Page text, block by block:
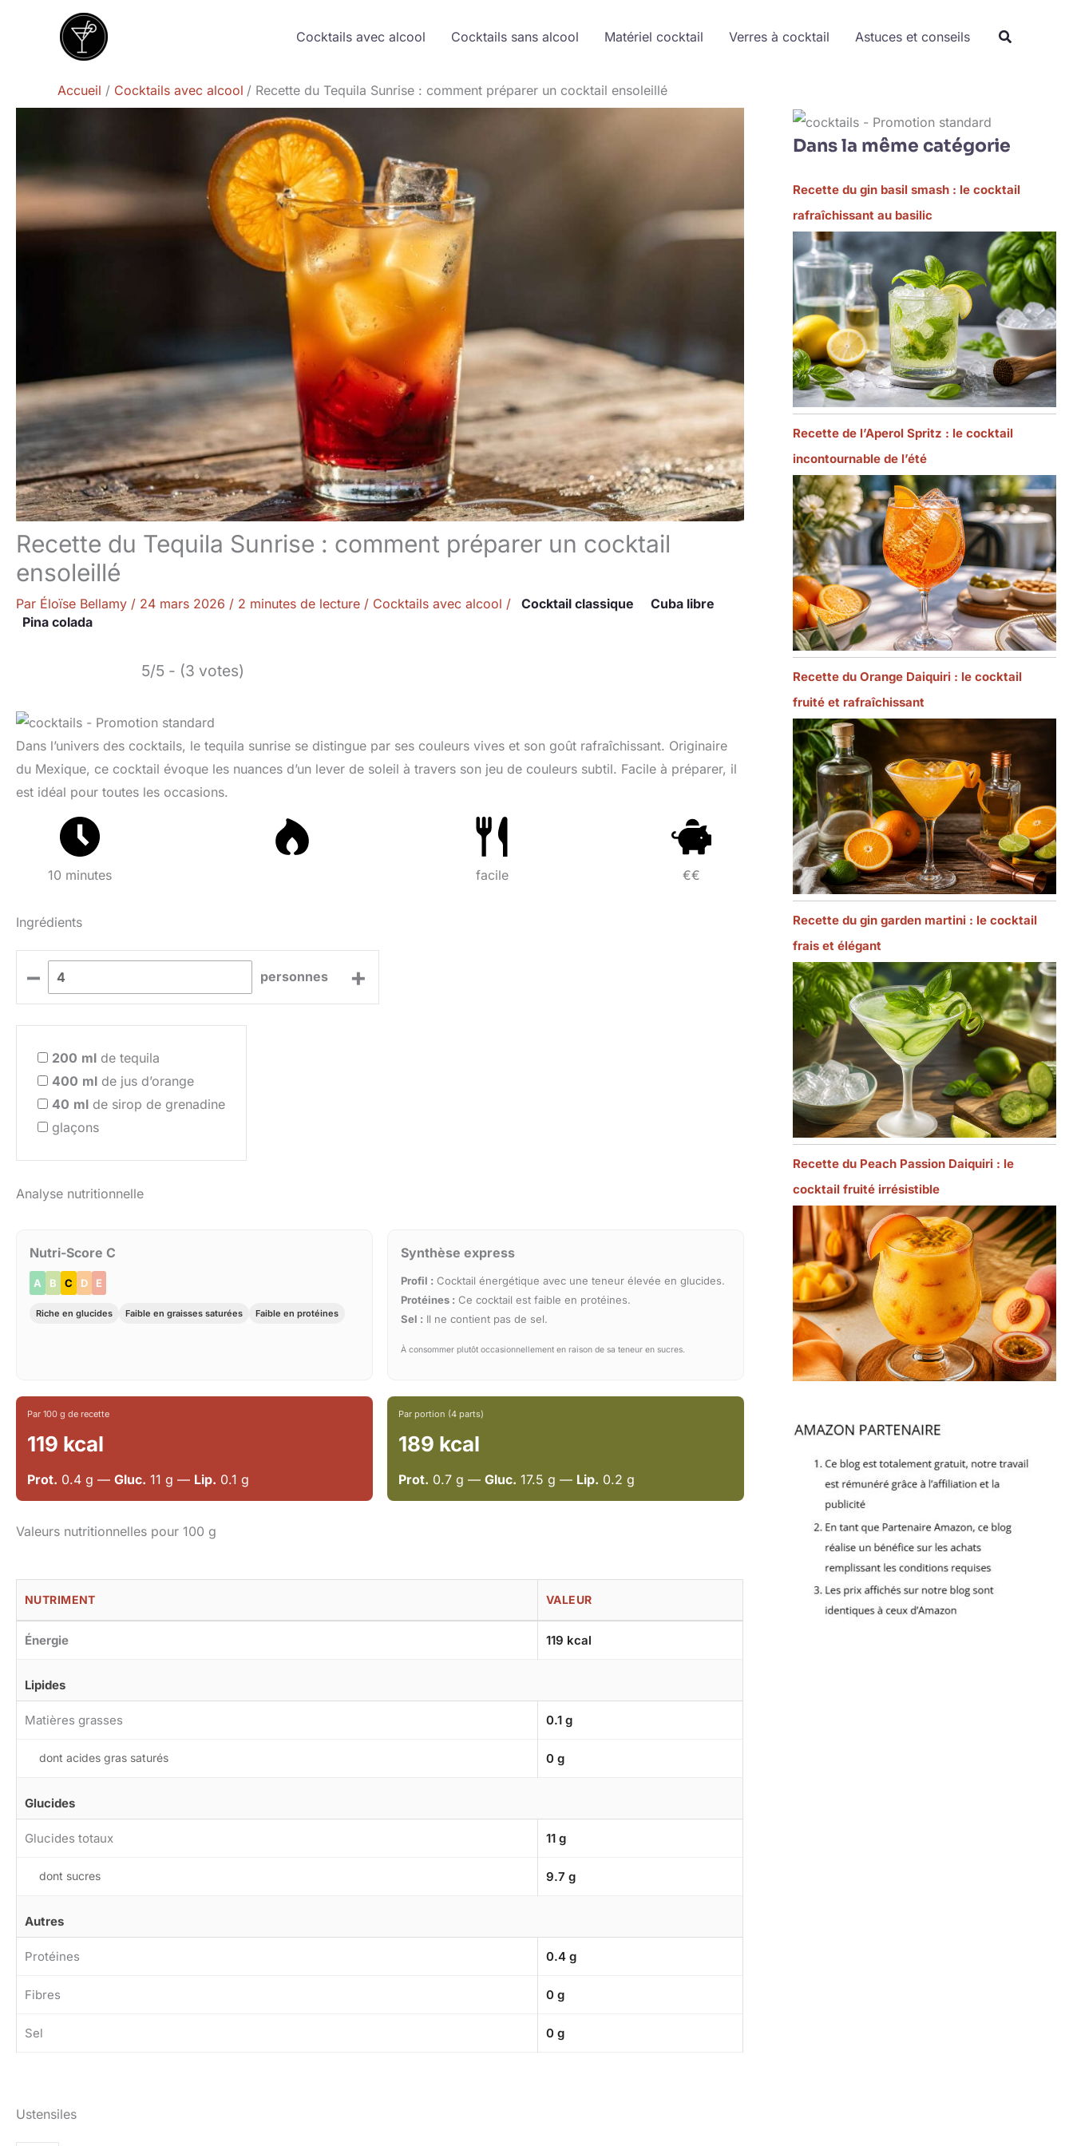
Cocktails avec alcool Cocktails sans alcool Matériel cocktail Verres à cocktail Astuces et conseils
Accueil Cocktails avec alcool Recette du Tequila Sunrise : comment préparer un cocktail ensoleillé
Recette du Tequila Sunrise : comment préparer un cocktail
ensoleillé
Par Éloïse Bellamy / 24 mars 2026 / 2 minutes de lecture / Cocktails avec alcool / Cocktail classique
Cuba libre
Pina colada
5/5 - (3 votes)
Dans l’univers des cocktails, le tequila sunrise se distingue par ses couleurs vives et son goût rafraîchissant. Originaire
du Mexique, ce cocktail évoque les nuances d’un lever de soleil à travers son jeu de couleurs subtil. Facile à préparer, il
est idéal pour toutes les occasions.
10 minutes facile €€
Ingrédients
– personnes +
200 ml de tequila
400 ml de jus d’orange
40 ml de sirop de grenadine
glaçons
Analyse nutritionnelle
Nutri-Score C
A B C D E
Riche en glucides Faible en graisses saturées Faible en protéines
Synthèse express
Profil : Cocktail énergétique avec une teneur élevée en glucides.
Protéines : Ce cocktail est faible en protéines.
Sel : Il ne contient pas de sel.
À consommer plutôt occasionnellement en raison de sa teneur en sucres.
Par 100 g de recette
119 kcal
Prot. 0.4 g — Gluc. 11 g — Lip. 0.1 g
Par portion (4 parts)
189 kcal
Prot. 0.7 g —Gluc. 17.5 g — Lip. 0.2 g
Valeurs nutritionnelles pour 100 g
NUTRIMENT VALEUR
Énergie 119 kcal
Lipides
Matières grasses 0.1 g
dont acides gras saturés 0 g
Glucides
Glucides totaux 11 g
dont sucres 9.7 g
Autres
Protéines 0.4 g
Fibres 0 g
Sel 0 g
Ustensiles
Dans la même catégorie
Recette du gin basil smash : le cocktail
rafraîchissant au basilic
Recette de l’Aperol Spritz : le cocktail
incontournable de l’été
Recette du Orange Daiquiri : le cocktail
fruité et rafraîchissant
Recette du gin garden martini : le cocktail
frais et élégant
Recette du Peach Passion Daiquiri : le
cocktail fruité irrésistible